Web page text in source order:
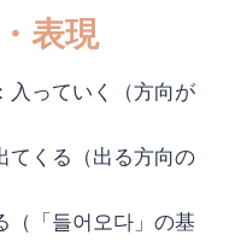
表現
っていく（方向が
くる（出る方向の
「들어오다」の基